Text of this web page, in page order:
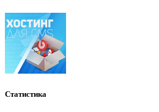
Статистика